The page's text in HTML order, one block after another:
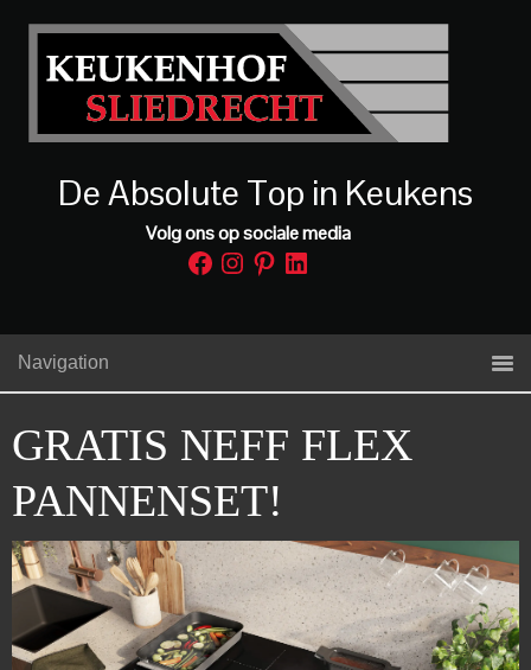
De Absolute Top in Keukens
Volg ons op sociale media
Facebook
Instagram
PinterestLinkedIn
Navigation
GRATIS NEFF FLEX
PANNENSET!